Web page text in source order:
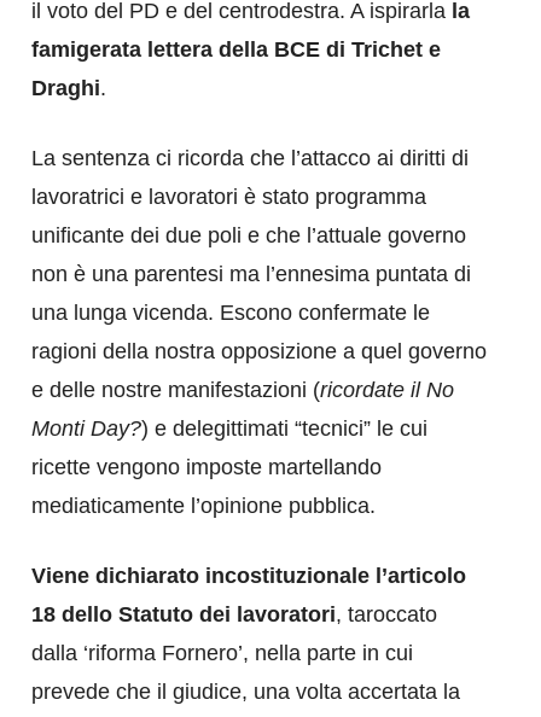
il voto del PD e del centrodestra. A ispirarla la
famigerata lettera della BCE di Trichet e
Draghi.
La sentenza ci ricorda che l’attacco ai diritti di
lavoratrici e lavoratori è stato programma
unificante dei due poli e che l’attuale governo
non è una parentesi ma l’ennesima puntata di
una lunga vicenda. Escono confermate le
ragioni della nostra opposizione a quel governo
e delle nostre manifestazioni (ricordate il No
Monti Day?) e delegittimati “tecnici” le cui
ricette vengono imposte martellando
mediaticamente l’opinione pubblica.
Viene dichiarato incostituzionale l’articolo
18 dello Statuto dei lavoratori, taroccato
dalla ‘riforma Fornero’, nella parte in cui
prevede che il giudice, una volta accertata la